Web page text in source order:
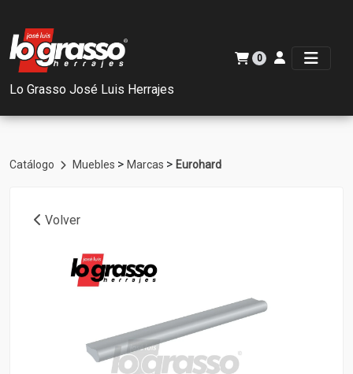
Lo Grasso José Luis Herrajes
0
Catálogo Muebles > Marcas > Eurohard
Volver